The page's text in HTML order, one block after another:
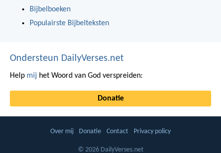
Bijbelboeken
Populairste Bijbelteksten
Ondersteun DailyVerses.net
Help mij het Woord van God verspreiden:
Donatie
Over mij Donatie Contact Privacy policy
© 2026 DailyVerses.net